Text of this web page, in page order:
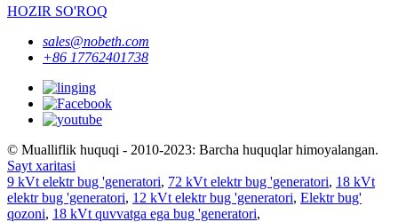
HOZIR SO'ROQ
sales@nobeth.com
+86 17762401738
© Mualliflik huquqi - 2010-2023: Barcha huquqlar himoyalangan.
Sayt xaritasi
9 kVt elektr bug 'generatori, 72 kVt elektr bug 'generatori, 18 kVt
elektr bug 'generatori, 12 kVt elektr bug 'generatori, Elektr bug'
qozoni, 18 kVt quvvatga ega bug 'generatori,